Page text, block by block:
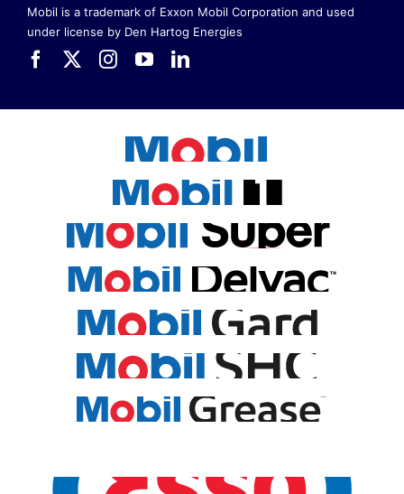
Mobil is a trademark of Exxon Mobil Corporation and used
under license by Den Hartog Energies